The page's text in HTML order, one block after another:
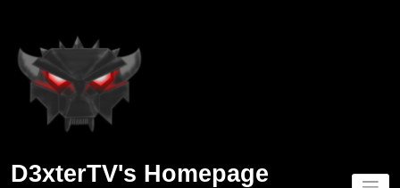
D3xterTV's Homepage